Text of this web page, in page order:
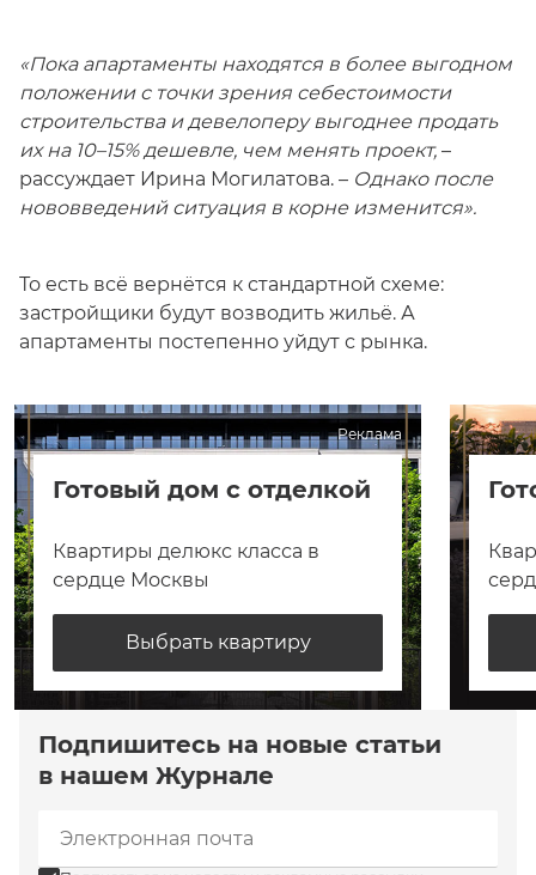
«Пока апартаменты находятся в более выгодном
положении с точки зрения себестоимости
строительства и девелоперу выгоднее продать
их на 10–15% дешевле, чем менять проект, –
рассуждает Ирина Могилатова. – Однако после
нововведений ситуация в корне изменится».
То есть всё вернётся к стандартной схеме:
застройщики будут возводить жильё. А
апартаменты постепенно уйдут с рынка.
Реклама
Готовый дом с отделкой
Квартиры делюкс класса в
сердце Москвы
Выбрать квартиру
Подпишитесь на новые статьи
в нашем Журнале